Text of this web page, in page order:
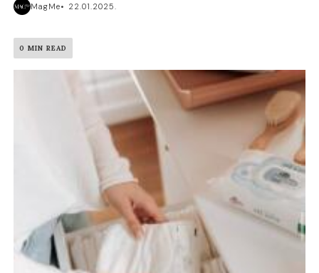
MagMe 22.01.2025.
0 MIN READ